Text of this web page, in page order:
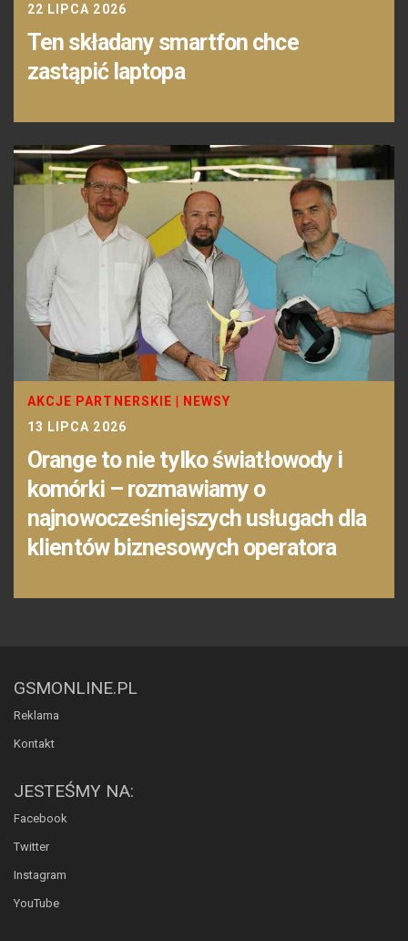
22 LIPCA 2026
Ten składany smartfon chce
zastąpić laptopa
AKCJE PARTNERSKIE
NEWSY
13 LIPCA 2026
Orange to nie tylko światłowody i
komórki – rozmawiamy o
najnowocześniejszych usługach dla
klientów biznesowych operatora
GSMONLINE.PL
Reklama
Kontakt
JESTEŚMY NA:
Facebook
Twitter
Instagram
YouTube